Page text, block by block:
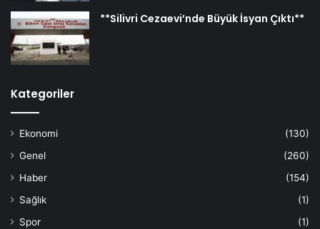
**Silivri Cezaevi’nde Büyük İsyan Çıktı**
Kategoriler
Ekonomi
(130)
Genel
(260)
Haber
(154)
Sağlık
(1)
Spor
(1)